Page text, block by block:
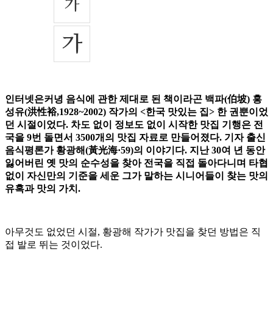
인터넷은커녕 음식에 관한 제대로 된 책이라곤 백파(伯坡) 홍
성유(洪性裕,1928~2002) 작가의 <한국 맛있는 집> 한 권뿐이었
던 시절이었다. 차도 없이 정보도 없이 시작한 맛집 기행은 전
국을 9번 돌면서 3500개의 맛집 자료로 만들어졌다. 기자 출신
음식평론가 황광해(黃光海·59)의 이야기다. 지난 30여 년 동안
잃어버린 옛 맛의 순수성을 찾아 전국을 직접 돌아다니며 타협
없이 자신만의 기준을 세운 그가 말하는 시니어들이 찾는 맛의
유혹과 맛의 가치.
아무것도 없었던 시절, 황광해 작가가 맛집을 찾던 방법은 직
접 발로 뛰는 것이었다.